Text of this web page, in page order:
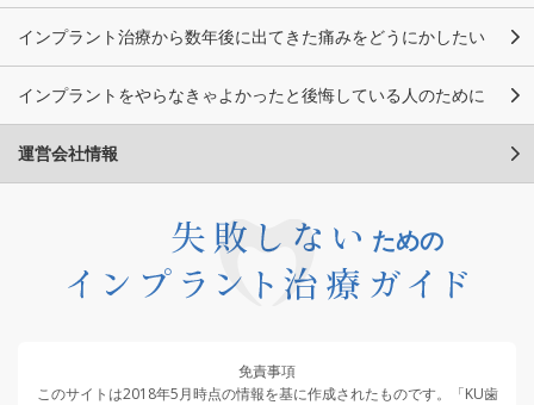
インプラント治療から数年後に出てきた痛みをどうにかしたい
インプラントをやらなきゃよかったと後悔している人のために
運営会社情報
免責事項
このサイトは2018年5月時点の情報を基に作成されたものです。「KU歯